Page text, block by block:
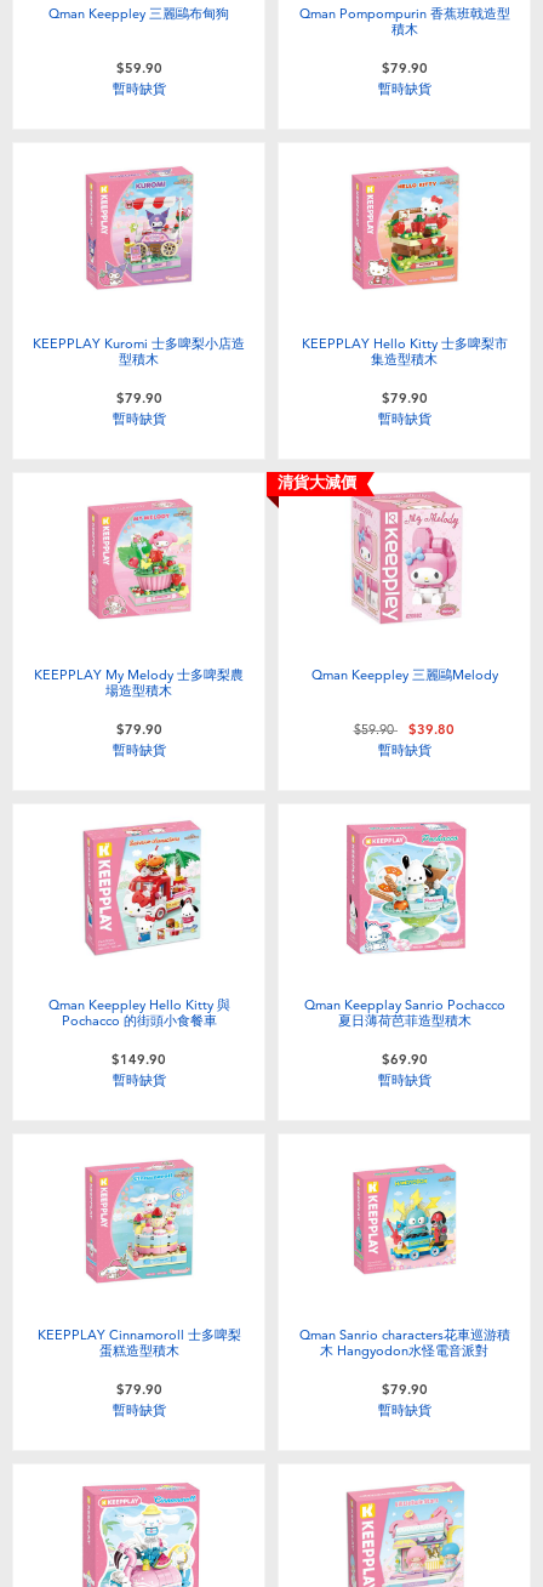
Qman Keeppley 三麗鷗布甸狗
$59.90
暫時缺貨
Qman Pompompurin 香蕉班戟造型
積木
$79.90
暫時缺貨
KEEPPLAY Kuromi 士多啤梨小店造
型積木
$79.90
暫時缺貨
KEEPPLAY Hello Kitty 士多啤梨市
集造型積木
$79.90
暫時缺貨
KEEPPLAY My Melody 士多啤梨農
場造型積木
$79.90
暫時缺貨
清貨大減價
Qman Keeppley 三麗鷗Melody
價格從
$59.90至$39.80
暫時缺貨
Qman Keeppley Hello Kitty 與
Pochacco 的街頭小食餐車
$149.90
暫時缺貨
Qman Keepplay Sanrio Pochacco
夏日薄荷芭菲造型積木
$69.90
暫時缺貨
KEEPPLAY Cinnamoroll 士多啤梨
蛋糕造型積木
$79.90
暫時缺貨
Qman Sanrio characters花車巡游積
木 Hangyodon水怪電音派對
$79.90
暫時缺貨